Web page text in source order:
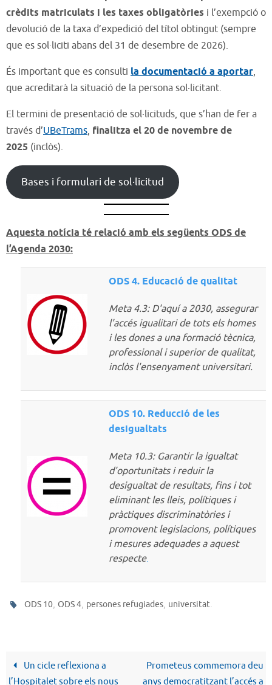
crèdits matriculats i les taxes obligatòries i l’exempció o
devolució de la taxa d’expedició del títol obtingut (sempre
que es sol·liciti abans del 31 de desembre de 2026).
És important que es consulti la documentació a aportar,
que acreditarà la situació de la persona sol·licitant.
El termini de presentació de sol·licituds, que s’han de fer a
través d’UBeTrams, finalitza el 20 de novembre de
2025 (inclòs).
Bases i formulari de sol·licitud
Aquesta notícia té relació amb els següents ODS de
l’Agenda 2030:
ODS 4. Educació de qualitat
Meta 4.3: D'aquí a 2030, assegurar
l'accés igualitari de tots els homes
i les dones a una formació tècnica,
professional i superior de qualitat,
inclòs l'ensenyament universitari.
ODS 10. Reducció de les
desigualtats
Meta 10.3: Garantir la igualtat
d'oportunitats i reduir la
desigualtat de resultats, fins i tot
eliminant les lleis, polítiques i
pràctiques discriminatòries i
promovent legislacions, polítiques
i mesures adequades a aquest
respecte.
ODS 10,ODS 4, persones refugiades, universitat.
Un cicle reflexiona a
l’Hospitalet sobre els nous
Prometeus commemora deu
anys democratitzant l’accés a